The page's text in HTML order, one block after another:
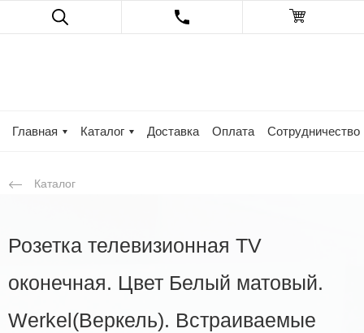
Главная Каталог Доставка Оплата Сотрудничество
Каталог
Розетка телевизионная TV
оконечная. Цвет Белый матовый.
Werkel(Веркель). Встраиваемые